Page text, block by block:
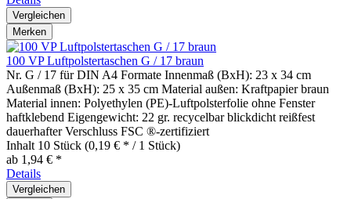
Vergleichen
Merken
100 VP Luftpolstertaschen G / 17 braun
Nr. G / 17 für DIN A4 Formate Innenmaß (BxH): 23 x 34 cm
Außenmaß (BxH): 25 x 35 cm Material außen: Kraftpapier braun
Material innen: Polyethylen (PE)-Luftpolsterfolie ohne Fenster
haftklebend Eigengewicht: 22 gr. recycelbar blickdicht reißfest
dauerhafter Verschluss FSC ®-zertifiziert
Inhalt 10 Stück (0,19 € * / 1 Stück)
ab 1,94 € *
Details
Vergleichen